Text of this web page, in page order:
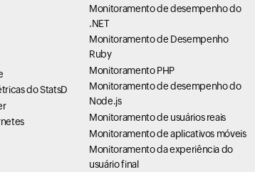
do StatsD
Monitoramento de desempenho do
.NET
Monitoramento de Desempenho
Ruby
Monitoramento PHP
Monitoramento de desempenho do
Node.js
Monitoramento de usuários reais
Monitoramento de aplicativos móveis
Monitoramento da experiência do
usuário final